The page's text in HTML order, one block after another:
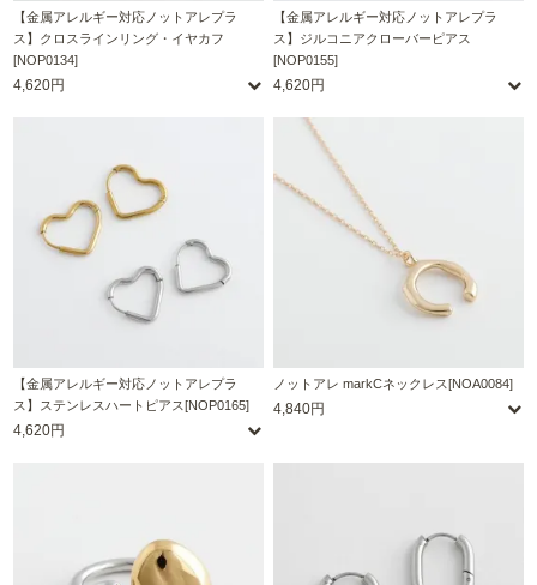
【金属アレルギー対応ノットアレプラ
ス】クロスラインリング・イヤカフ
[NOP0134]
4,620円
【金属アレルギー対応ノットアレプラ
ス】ジルコニアクローバーピアス
[NOP0155]
4,620円
【金属アレルギー対応ノットアレプラ
ス】ステンレスハートピアス[NOP0165]
4,620円
ノットアレ markCネックレス[NOA0084]
4,840円